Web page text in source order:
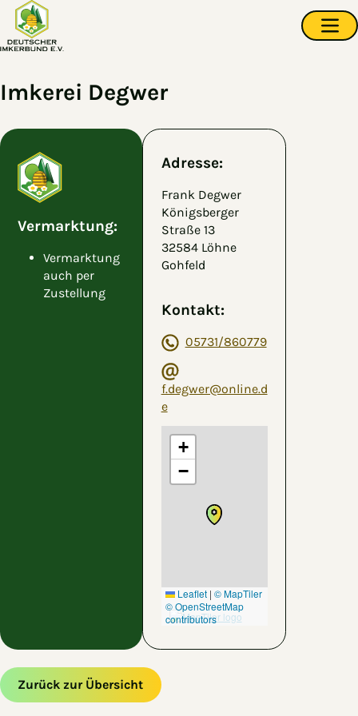
Zum Hauptinhalt springen
Imkerei Degwer
Vermarktung:
Vermarktung
auch per
Zustellung
Adresse:
Frank Degwer
Königsberger
Straße 13
32584 Löhne
Gohfeld
Kontakt:
05731/860779
f.degwer@online.d
e
+
−
Leaflet | © MapTiler
© OpenStreetMap
contributors
Zurück zur Übersicht